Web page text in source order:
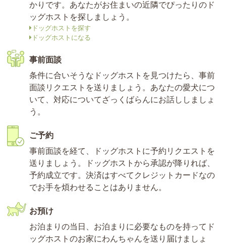
かりです。あなたがお住まいの近隣でぴったりのド
ッグホストを探しましょう。
ドッグホストを探す
ドッグホストになる
事前面談
条件に合いそうなドッグホストを見つけたら、事前
面談リクエストを送りましょう。あなたの愛犬につ
いて、対応についてざっくばらんにお話ししましょ
う。
ご予約
事前面談を経て、ドッグホストに予約リクエストを
送りましょう。ドッグホストから承認が降りれば、
予約成立です。決済はすべてクレジットカードなの
でお手を煩わせることはありません。
お預け
お泊まりの当日、お泊まりに必要なものを持ってド
ッグホストのお家にわんちゃんを送り届けましょ